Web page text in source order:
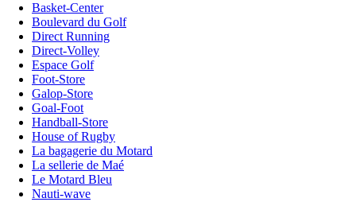
Basket-Center
Boulevard du Golf
Direct Running
Direct-Volley
Espace Golf
Foot-Store
Galop-Store
Goal-Foot
Handball-Store
House of Rugby
La bagagerie du Motard
La sellerie de Maé
Le Motard Bleu
Nauti-wave